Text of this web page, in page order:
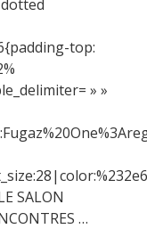
top:
» »
SALON
…